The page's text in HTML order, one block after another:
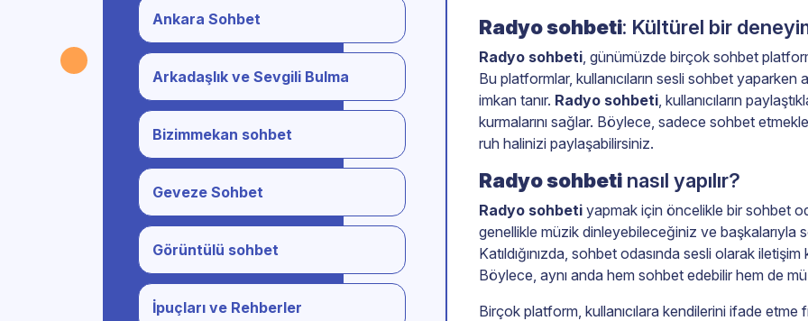
Ankara Sohbet
Arkadaşlık ve Sevgili Bulma
Bizimmekan sohbet
Geveze Sohbet
Görüntülü sohbet
İpuçları ve Rehberler
Radyo sohbeti: Kültürel bir
Radyo sohbeti, günümüzde birçok sohbet
Bu platformlar, kullanıcıların sesli sohbet
imkan tanır. Radyo sohbeti, kullanıcıların
kurmalarını sağlar. Böylece, sadece sohbet
ruh halinizi paylaşabilirsiniz.
Radyo sohbeti nasıl yapılır?
Radyo sohbeti yapmak için öncelikle bir sohbet
genellikle müzik dinleyebileceğiniz ve başkalarıyla
Katıldığınızda, sohbet odasında sesli olarak
Böylece, aynı anda hem sohbet edebilir hem de
Birçok platform, kullanıcılara kendilerini ifade etme